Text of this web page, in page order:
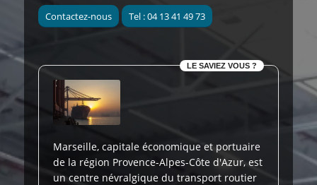
Contactez-nous Tel : 04 13 41 49 73
LE SAVIEZ VOUS ?
Marseille, capitale économique et portuaire
de la région Provence-Alpes-Côte d'Azur, est
un centre névralgique du transport routier